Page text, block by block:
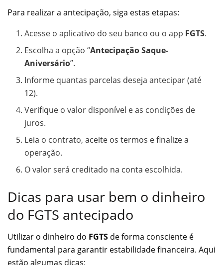
Para realizar a antecipação, siga estas etapas:
Acesse o aplicativo do seu banco ou o app FGTS.
Escolha a opção “Antecipação Saque-
Aniversário”.
Informe quantas parcelas deseja antecipar (até
12).
Verifique o valor disponível e as condições de
juros.
Leia o contrato, aceite os termos e finalize a
operação.
O valor será creditado na conta escolhida.
Dicas para usar bem o dinheiro
do FGTS antecipado
Utilizar o dinheiro do FGTS de forma consciente é
fundamental para garantir estabilidade financeira. Aqui
estão algumas dicas: